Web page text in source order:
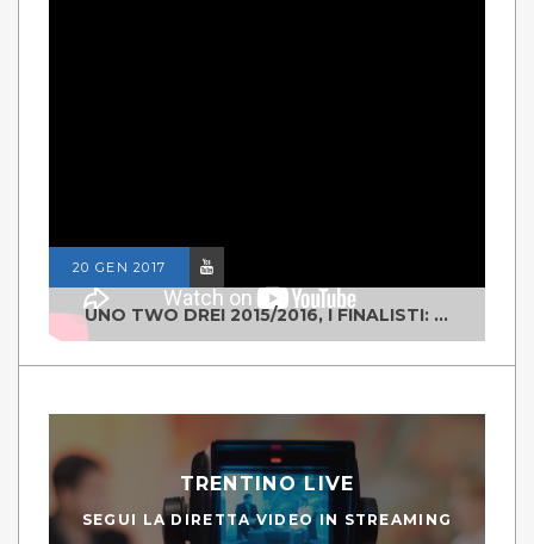
20 GEN 2017
UNO TWO DREI 2015/2016, I FINALISTI: CLASSE IV ALS ISTITUTO "DEGASPERI" BORGO VALSUGANA
TRENTINO LIVE
SEGUI LA DIRETTA VIDEO IN STREAMING